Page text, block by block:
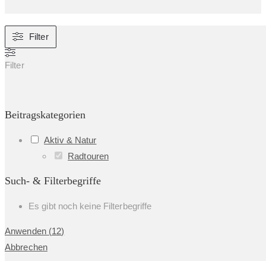
Filter
Filter
Beitragskategorien
Aktiv & Natur
Radtouren
Such- & Filterbegriffe
Es gibt noch keine Filterbegriffe
Anwenden (12)
Abbrechen